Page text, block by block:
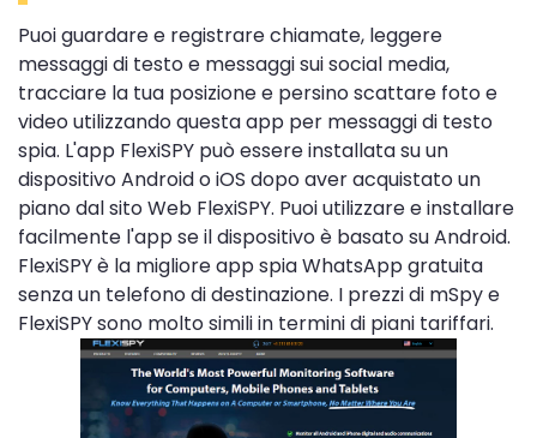
Puoi guardare e registrare chiamate, leggere
messaggi di testo e messaggi sui social media,
tracciare la tua posizione e persino scattare foto e
video utilizzando questa app per messaggi di testo
spia. L'app FlexiSPY può essere installata su un
dispositivo Android o iOS dopo aver acquistato un
piano dal sito Web FlexiSPY. Puoi utilizzare e installare
facilmente l'app se il dispositivo è basato su Android.
FlexiSPY è la migliore app spia WhatsApp gratuita
senza un telefono di destinazione. I prezzi di mSpy e
FlexiSPY sono molto simili in termini di piani tariffari.